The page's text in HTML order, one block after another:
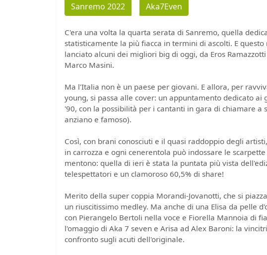
Sanremo 2022 Aka7Even
C'era una volta la quarta serata di Sanremo, quella
statisticamente la più fiacca in termini di ascolti. E
lanciato alcuni dei migliori big di oggi, da Eros
Marco Masini.
Ma l'Italia non è un paese per giovani. E allora, per
young, si passa alle cover: un appuntamento dedicato ai
'90, con la possibilità per i cantanti in gara di chiamare a
anziano e famoso).
Così, con brani conosciuti e il quasi raddoppio degli
in carrozza e ogni cenerentola può indossare le
mentono: quella di ieri è stata la puntata più vista
telespettatori e un clamoroso 60,5% di share!
Merito della super coppia Morandi-Jovanotti, che si
un riuscitissimo medley. Ma anche di una Elisa da pelle
con Pierangelo Bertoli nella voce e Fiorella Mannoia di
l'omaggio di Aka 7 seven e Arisa ad Alex Baroni: la
confronto sugli acuti dell'originale.